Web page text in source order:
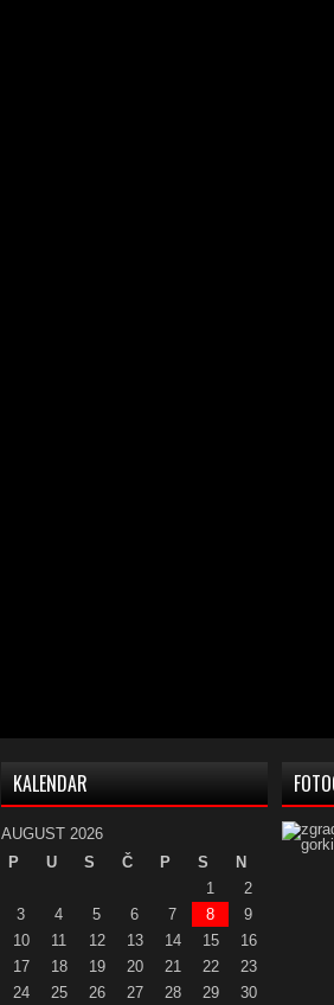
KALENDAR
AUGUST 2026
P
U S Č P S
N
1
2
3
4 5 6 7 8
9
10
11 12 13 14 15
16
17
18 19 20 21 22
23
24
25 26 27 28 29 30